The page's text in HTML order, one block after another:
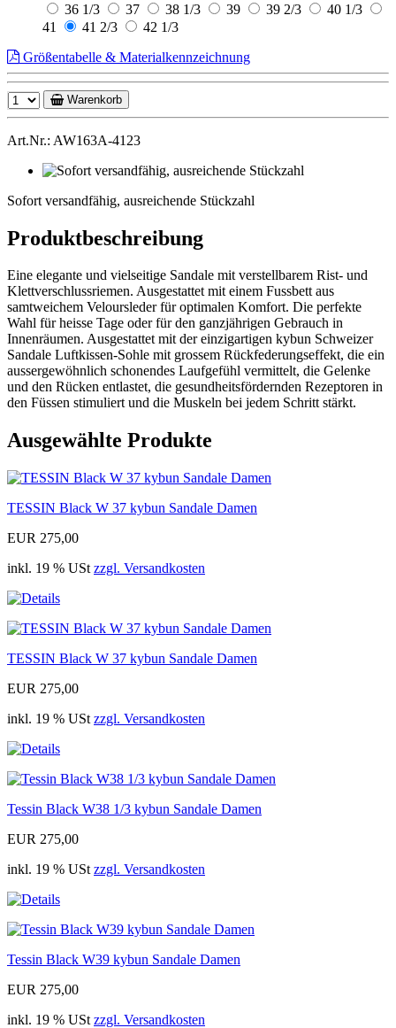
36 1/3
37 38 1/3 39 39 2/3
40 1/3
41
41 2/3
42 1/3
Größentabelle & Materialkennzeichnung
Warenkorb
Art.Nr.: AW163A-4123
Sofort versandfähig, ausreichende Stückzahl
Produktbeschreibung
Eine elegante und vielseitige Sandale mit verstellbarem Rist- und
Klettverschlussriemen. Ausgestattet mit einem Fussbett aus
samtweichem Veloursleder für optimalen Komfort. Die perfekte
Wahl für heisse Tage oder für den ganzjährigen Gebrauch in
Innenräumen. Ausgestattet mit der einzigartigen kybun Schweizer
Sandale Luftkissen-Sohle mit grossem Rückfederungseffekt, die ein
aussergewöhnlich schonendes Laufgefühl vermittelt, die Gelenke
und den Rücken entlastet, die gesundheitsfördernden Rezeptoren in
den Füssen stimuliert und die Muskeln bei jedem Schritt stärkt.
Ausgewählte Produkte
TESSIN Black W 37 kybun Sandale Damen
EUR 275,00
inkl. 19 % USt zzgl. Versandkosten
TESSIN Black W 37 kybun Sandale Damen
EUR 275,00
inkl. 19 % USt zzgl. Versandkosten
Tessin Black W38 1/3 kybun Sandale Damen
EUR 275,00
inkl. 19 % USt zzgl. Versandkosten
Tessin Black W39 kybun Sandale Damen
EUR 275,00
inkl. 19 % USt zzgl. Versandkosten